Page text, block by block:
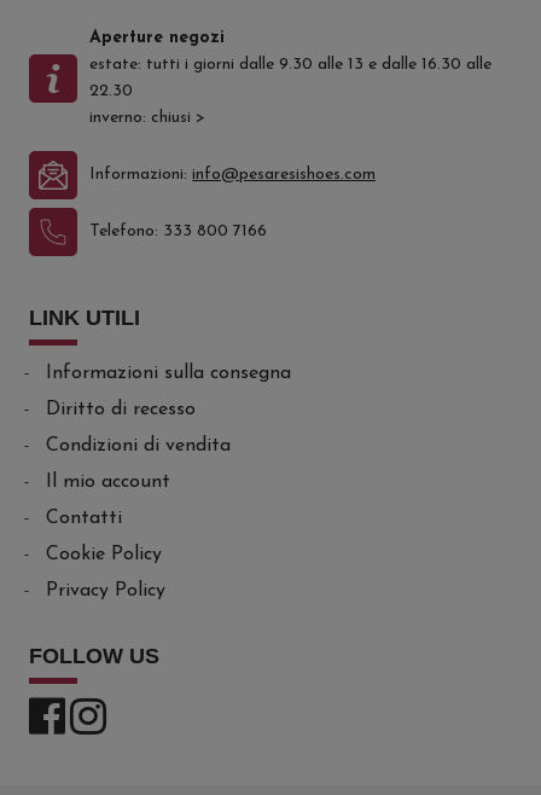
Aperture negozi
estate: tutti i giorni dalle 9.30 alle 13 e dalle 16.30 alle
22.30
inverno: chiusi >
Informazioni:info@pesaresishoes.com
Telefono: 333 800 7166
LINK UTILI
Informazioni sulla consegna
Diritto di recesso
Condizioni di vendita
Il mio account
Contatti
Cookie Policy
Privacy Policy
FOLLOW US